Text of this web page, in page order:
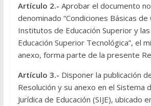
Artículo 2.- Aprobar el documento
denominado “Condiciones Básicas de
Institutos de Educación Superior y
Educación Superior Tecnológica”, el
anexo, forma parte de la presente
Artículo 3.- Disponer la publicación
Resolución y su anexo en el Sistema
Jurídica de Educación (SIJE), ubicado